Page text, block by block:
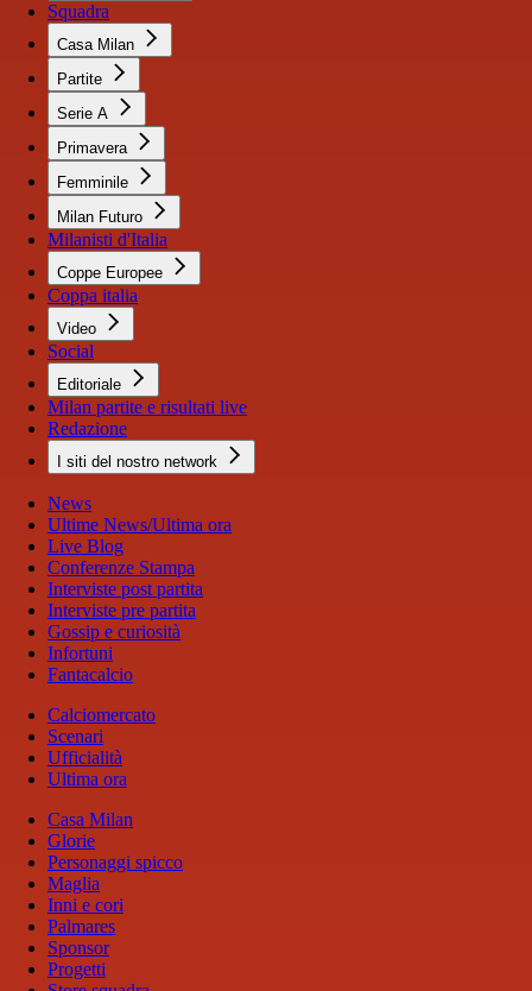
Squadra
Casa Milan
Partite
Serie A
Primavera
Femminile
Milan Futuro
Milanisti d'Italia
Coppe Europee
Coppa italia
Video
Social
Editoriale
Milan partite e risultati live
Redazione
I siti del nostro network
News
Ultime News/Ultima ora
Live Blog
Conferenze Stampa
Interviste post partita
Interviste pre partita
Gossip e curiosità
Infortuni
Fantacalcio
Calciomercato
Scenari
Ufficialità
Ultima ora
Casa Milan
Glorie
Personaggi spicco
Maglia
Inni e cori
Palmares
Sponsor
Progetti